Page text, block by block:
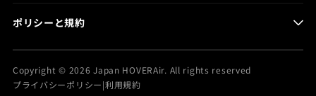
注文の追跡
ニュース
ポリシーと規約
保証ポリシー
特定商取引法に基づく表記
Copyright © 2026 Japan HOVERAir. All rights reserved
プライバシーポリシー|利用規約